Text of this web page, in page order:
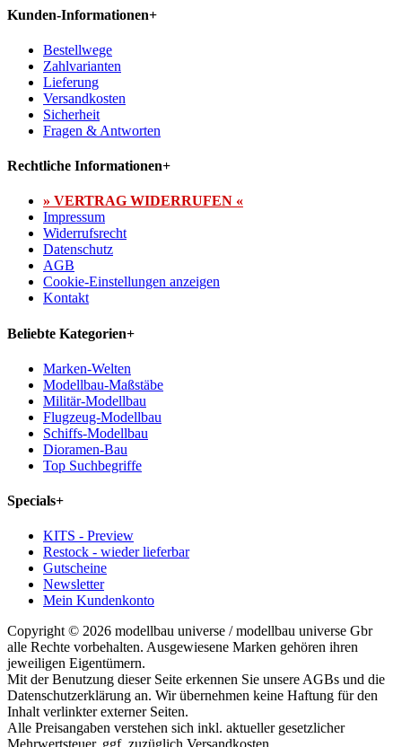
Kunden-Informationen+
Bestellwege
Zahlvarianten
Lieferung
Versandkosten
Sicherheit
Fragen & Antworten
Rechtliche Informationen+
» VERTRAG WIDERRUFEN «
Impressum
Widerrufsrecht
Datenschutz
AGB
Cookie-Einstellungen anzeigen
Kontakt
Beliebte Kategorien+
Marken-Welten
Modellbau-Maßstäbe
Militär-Modellbau
Flugzeug-Modellbau
Schiffs-Modellbau
Dioramen-Bau
Top Suchbegriffe
Specials+
KITS - Preview
Restock - wieder lieferbar
Gutscheine
Newsletter
Mein Kundenkonto
Copyright © 2026 modellbau universe / modellbau universe Gbr
alle Rechte vorbehalten. Ausgewiesene Marken gehören ihren
jeweiligen Eigentümern.
Mit der Benutzung dieser Seite erkennen Sie unsere AGBs und die
Datenschutzerklärung an. Wir übernehmen keine Haftung für den
Inhalt verlinkter externer Seiten.
Alle Preisangaben verstehen sich inkl. aktueller gesetzlicher